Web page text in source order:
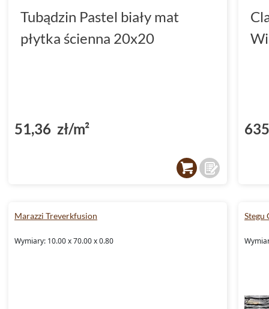
Tubądzin Pastel biały mat
płytka ścienna 20x20
51,36 zł/m²
Marazzi Treverkfusion
Wymiary: 10.00 x 70.00 x 0.80
Stegu